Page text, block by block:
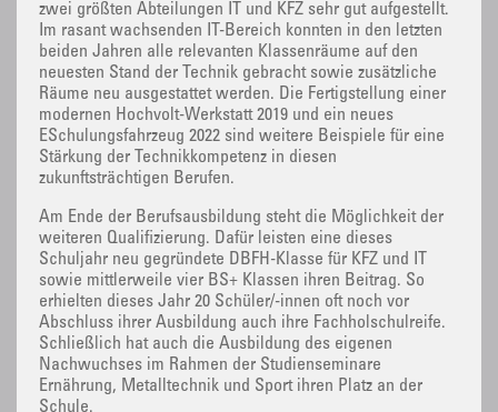
zwei größten Abteilungen IT und KFZ sehr gut aufgestellt.
Im rasant wachsenden IT-Bereich konnten in den letzten
beiden Jahren alle relevanten Klassenräume auf den
neuesten Stand der Technik gebracht sowie zusätzliche
Räume neu ausgestattet werden. Die Fertigstellung einer
modernen Hochvolt-Werkstatt 2019 und ein neues
ESchulungsfahrzeug 2022 sind weitere Beispiele für eine
Stärkung der Technikkompetenz in diesen
zukunftsträchtigen Berufen.
Am Ende der Berufsausbildung steht die Möglichkeit der
weiteren Qualifizierung. Dafür leisten eine dieses
Schuljahr neu gegründete DBFH-Klasse für KFZ und IT
sowie mittlerweile vier BS+ Klassen ihren Beitrag. So
erhielten dieses Jahr 20 Schüler/-innen oft noch vor
Abschluss ihrer Ausbildung auch ihre Fachholschulreife.
Schließlich hat auch die Ausbildung des eigenen
Nachwuchses im Rahmen der Studienseminare
Ernährung, Metalltechnik und Sport ihren Platz an der
Schule.